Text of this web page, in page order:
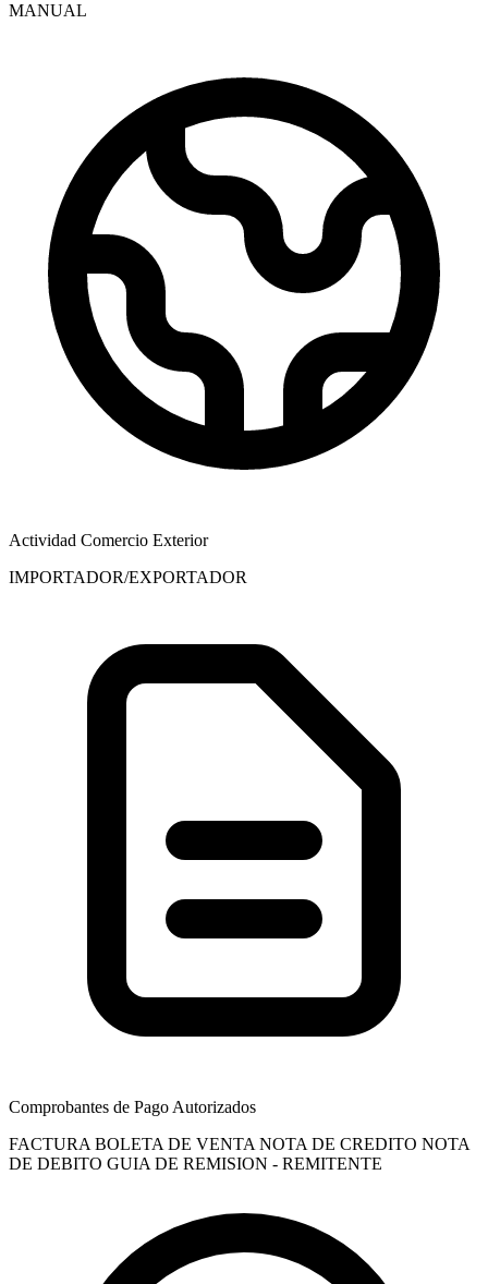
MANUAL
Actividad Comercio Exterior
IMPORTADOR/EXPORTADOR
Comprobantes de Pago Autorizados
FACTURA BOLETA DE VENTA NOTA DE CREDITO NOTA
DE DEBITO GUIA DE REMISION - REMITENTE